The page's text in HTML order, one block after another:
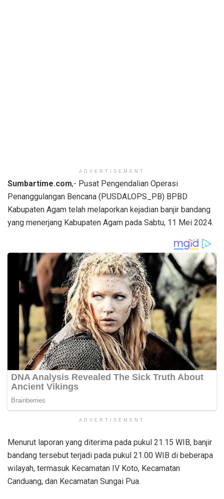
ADVERTISEMENT
Sumbartime.com,- Pusat Pengendalian Operasi
Penanggulangan Bencana (PUSDALOPS_PB) BPBD
Kabupaten Agam telah melaporkan kejadian banjir bandang
yang menerjang Kabupaten Agam pada Sabtu, 11 Mei 2024.
ADVERTISEMENT
Menurut laporan yang diterima pada pukul 21.15 WIB, banjir
bandang tersebut terjadi pada pukul 21.00 WIB di beberapa
wilayah, termasuk Kecamatan IV Koto, Kecamatan
Canduang, dan Kecamatan Sungai Pua.